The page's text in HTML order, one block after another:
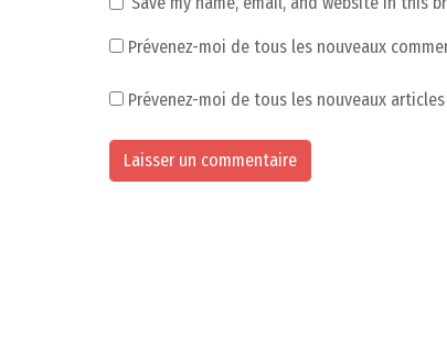
Prévenez-moi de tous les nouveaux
Prévenez-moi de tous les nouveaux